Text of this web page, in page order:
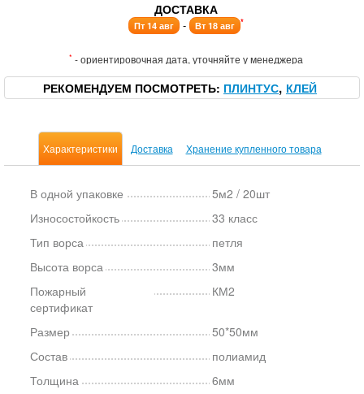
ДОСТАВКА
Пт 14 авг - Вт 18 авг *
* - ориентировочная дата, уточняйте у менеджера
РЕКОМЕНДУЕМ ПОСМОТРЕТЬ ПЛИНТУС КЛЕЙ
Характеристики Доставка Хранение купленного товара
В одной упаковке
5м2 / 20шт
Износостойкость
33 класс
Тип ворса
петля
Высота ворса
3мм
Пожарный
сертификат
КМ2
Размер
50*50мм
Состав
полиамид
Толщина
6мм